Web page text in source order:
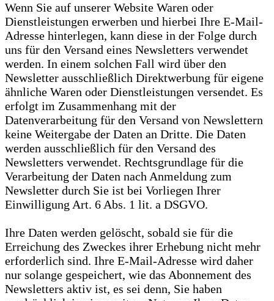
Wenn Sie auf unserer Website Waren oder
Dienstleistungen erwerben und hierbei Ihre E-Mail-
Adresse hinterlegen, kann diese in der Folge durch
uns für den Versand eines Newsletters verwendet
werden. In einem solchen Fall wird über den
Newsletter ausschließlich Direktwerbung für eigene
ähnliche Waren oder Dienstleistungen versendet. Es
erfolgt im Zusammenhang mit der
Datenverarbeitung für den Versand von Newslettern
keine Weitergabe der Daten an Dritte. Die Daten
werden ausschließlich für den Versand des
Newsletters verwendet. Rechtsgrundlage für die
Verarbeitung der Daten nach Anmeldung zum
Newsletter durch Sie ist bei Vorliegen Ihrer
Einwilligung Art. 6 Abs. 1 lit. a DSGVO.
Ihre Daten werden gelöscht, sobald sie für die
Erreichung des Zweckes ihrer Erhebung nicht mehr
erforderlich sind. Ihre E-Mail-Adresse wird daher
nur solange gespeichert, wie das Abonnement des
Newsletters aktiv ist, es sei denn, Sie haben